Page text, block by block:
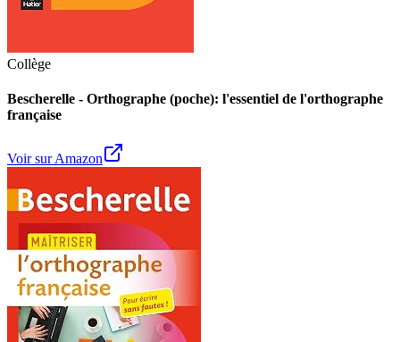
Collège
Bescherelle - Orthographe (poche): l'essentiel de l'orthographe
française
Voir sur Amazon